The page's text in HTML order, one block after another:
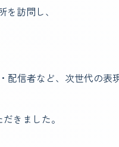
訪問し、
配信者など、次世代の表
きました。